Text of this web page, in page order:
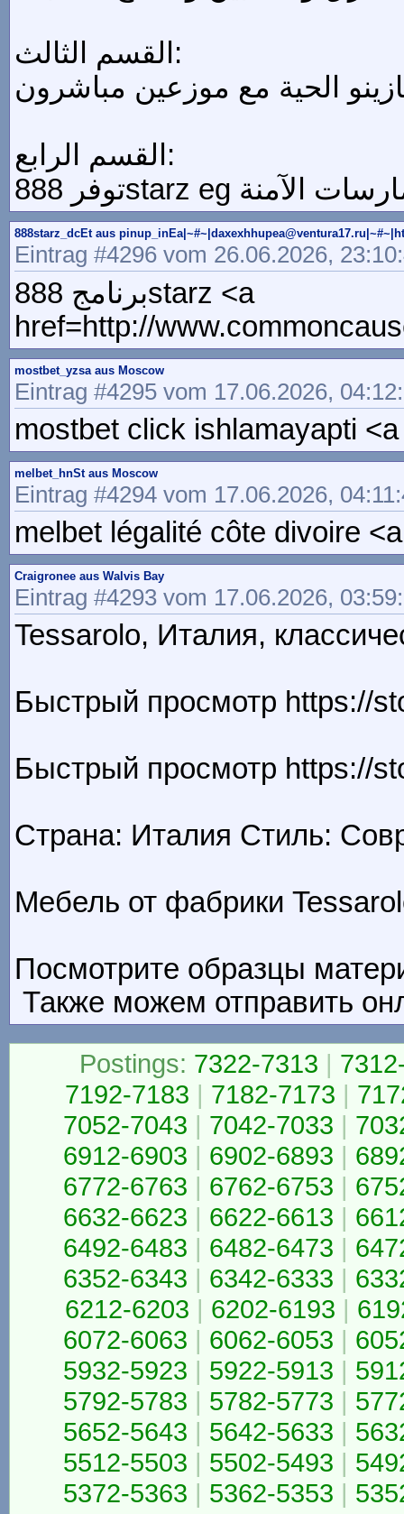
القسم الثالث:
القسم الرابع:
888starz_dcEt aus
Eintrag #4296 vom 26.06.2026,
برنامج 888starz <a
href=http://
mostbet_yzsa aus Moscow
Eintrag #4295 vom 17.06.2026,
mostbet click ishlamayapti
melbet_hnSt aus Moscow
Eintrag #4294 vom 17.06.2026,
melbet légalité côte divoire
Craigronee aus Walvis Bay
Eintrag #4293 vom 17.06.2026,
Tessarolo, Италия,
Быстрый просмотр https://
Быстрый просмотр https://
Страна: Италия Стиль:
Мебель от фабрики
Посмотрите образцы
Также можем отправить
Postings: 7322-7313 |
7192-7183 | 7182-7173 |
7052-7043 | 7042-7033 |
6912-6903 | 6902-6893 |
6772-6763 | 6762-6753 |
6632-6623 | 6622-6613 |
6492-6483 | 6482-6473 |
6352-6343 | 6342-6333 |
6212-6203 | 6202-6193 |
6072-6063 | 6062-6053 |
5932-5923 | 5922-5913 |
5792-5783 | 5782-5773 |
5652-5643 | 5642-5633 |
5512-5503 | 5502-5493 |
5372-5363 | 5362-5353 |